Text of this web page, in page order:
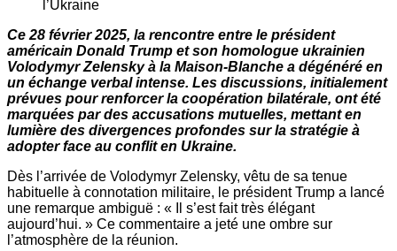
Ce 28 février 2025, la rencontre entre le président
américain Donald Trump et son homologue ukrainien
Volodymyr Zelensky à la Maison-Blanche a dégénéré en
un échange verbal intense. Les discussions, initialement
prévues pour renforcer la coopération bilatérale, ont été
marquées par des accusations mutuelles, mettant en
lumière des divergences profondes sur la stratégie à
adopter face au conflit en Ukraine.
Dès l’arrivée de Volodymyr Zelensky, vêtu de sa tenue
habituelle à connotation militaire, le président Trump a lancé
une remarque ambiguë : « Il s’est fait très élégant
aujourd’hui. » Ce commentaire a jeté une ombre sur
l’atmosphère de la réunion.